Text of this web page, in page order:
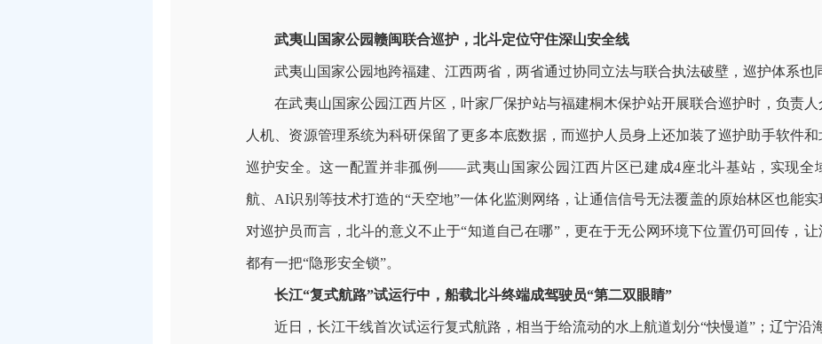
武夷山国家公园赣闽联合巡护，北斗定位守住深山安全线
武夷山国家公园地跨福建、江西两省，两省通过协同立法与联合执法破壁，巡护体系也
在武夷山国家公园江西片区，叶家厂保护站与福建桐木保护站开展联合巡护时，负责
人机、资源管理系统为科研保留了更多本底数据，而巡护人员身上还加装了巡护助手软件
巡护安全。这一配置并非孤例——武夷山国家公园江西片区已建成4座北斗基站，实现全
航、 AI识别等技术打造的“天空地”一体化监测网络，让通信信号无法覆盖的原始林区也能实
对巡护员而言，北斗的意义不止于“知道自己在哪”，更在于无公网环境下位置仍可回传，
都有一把“隐形安全锁”。
长江“复式航路”试运行中，船载北斗终端成驾驶员“第二双眼睛”
近日，长江干线首次试运行复式航路，相当于给流动的水上航道划分“快慢道” ；辽宁沿